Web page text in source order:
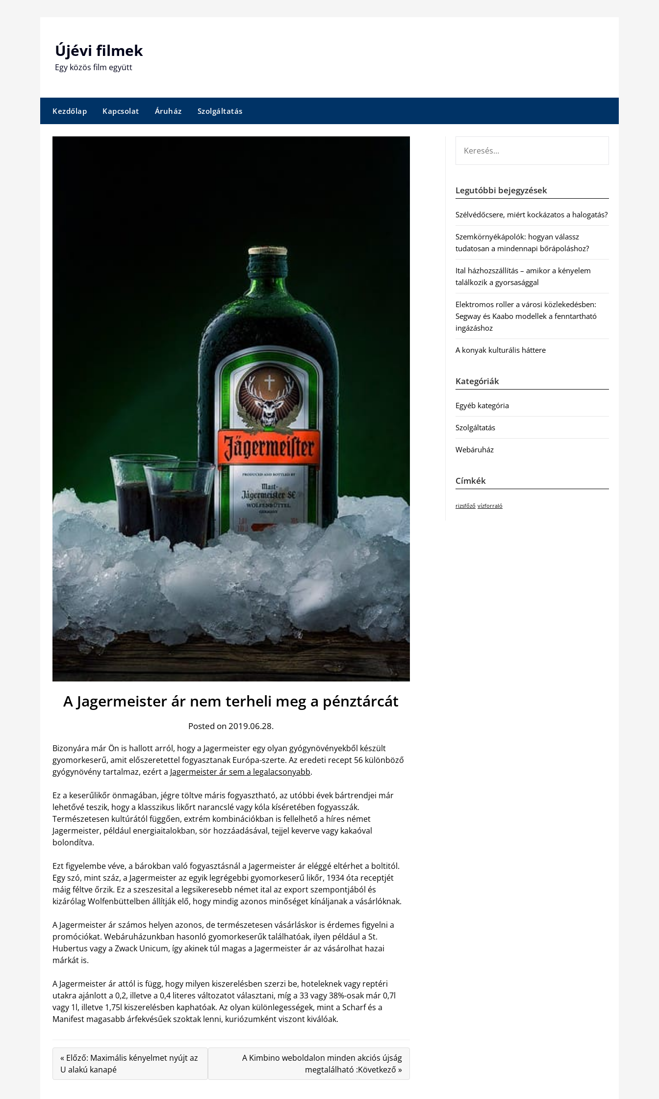
Újévi filmek
Egy közös film együtt
Kezdőlap Kapcsolat Áruház Szolgáltatás
A Jagermeister ár nem terheli meg a pénztárcát
Posted on 2019.06.28.
Bizonyára már Ön is hallott arról, hogy a Jagermeister egy olyan gyógynövényekből készült
gyomorkeserű, amit előszeretettel fogyasztanak Európa-szerte. Az eredeti recept 56 különböző
gyógynövény tartalmaz, ezért a Jagermeister ár sem a legalacsonyabb.
Ez a keserűlikőr önmagában, jégre töltve máris fogyasztható, az utóbbi évek bártrendjei már
lehetővé teszik, hogy a klasszikus likőrt narancslé vagy kóla kíséretében fogyasszák.
Természetesen kultúrától függően, extrém kombinációkban is fellelhető a híres német
Jagermeister, például energiaitalokban, sör hozzáadásával, tejjel keverve vagy kakaóval
bolondítva.
Ezt figyelembe véve, a bárokban való fogyasztásnál a Jagermeister ár eléggé eltérhet a boltitól.
Egy szó, mint száz, a Jagermeister az egyik legrégebbi gyomorkeserű likőr, 1934 óta receptjét
máig féltve őrzik. Ez a szeszesital a legsikeresebb német ital az export szempontjából és
kizárólag Wolfenbüttelben állítják elő, hogy mindig azonos minőséget kínáljanak a vásárlóknak.
A Jagermeister ár számos helyen azonos, de természetesen vásárláskor is érdemes figyelni a
promóciókat. Webáruházunkban hasonló gyomorkeserűk találhatóak, ilyen például a St.
Hubertus vagy a Zwack Unicum, így akinek túl magas a Jagermeister ár az vásárolhat hazai
márkát is.
A Jagermeister ár attól is függ, hogy milyen kiszerelésben szerzi be, hoteleknek vagy reptéri
utakra ajánlott a 0,2, illetve a 0,4 literes változatot választani, míg a 33 vagy 38%-osak már 0,7l
vagy 1l, illetve 1,75l kiszerelésben kaphatóak. Az olyan különlegességek, mint a Scharf és a
Manifest magasabb árfekvésűek szoktak lenni, kuriózumként viszont kiválóak.
« Előző: Maximális kényelmet nyújt az
U alakú kanapé
A Kimbino weboldalon minden akciós újság
megtalálható :Következő »
Legutóbbi bejegyzések
Szélvédőcsere, miért kockázatos a halogatás?
Szemkörnyékápolók: hogyan válassz
tudatosan a mindennapi bőrápoláshoz?
Ital házhozszállítás – amikor a kényelem
találkozik a gyorsasággal
Elektromos roller a városi közlekedésben:
Segway és Kaabo modellek a fenntartható
ingázáshoz
A konyak kulturális háttere
Kategóriák
Egyéb kategória
Szolgáltatás
Webáruház
Címkék
rizsfőző vízforraló